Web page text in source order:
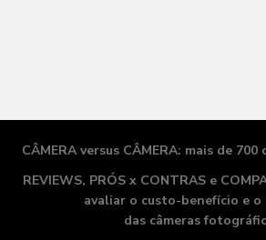
CÂMERA versus CÂMERA: mais de
REVIEWS, PRÓS x CONTRAS e
avaliar o custo-benefício e
das câmeras